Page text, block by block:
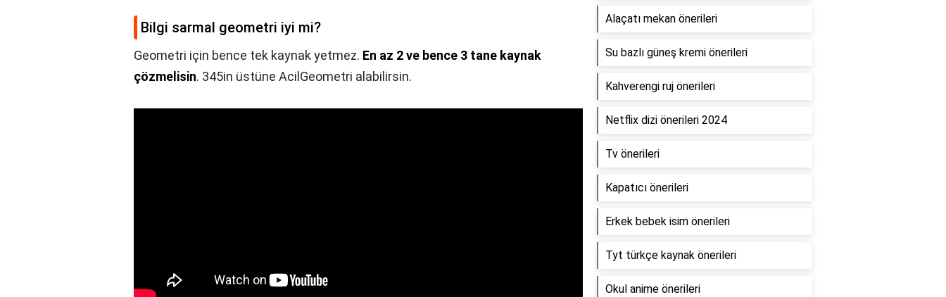
Bilgi sarmal geometri iyi mi?
Geometri için bence tek kaynak yetmez. En az 2 ve bence 3 tane kaynak
çözmelisin. 345in üstüne AcilGeometri alabilirsin.
Alaçatı mekan önerileri
Su bazlı güneş kremi önerileri
Kahverengi ruj önerileri
Netflix dizi önerileri 2024
Tv önerileri
Kapatıcı önerileri
Erkek bebek isim önerileri
Tyt türkçe kaynak önerileri
Okul anime önerileri